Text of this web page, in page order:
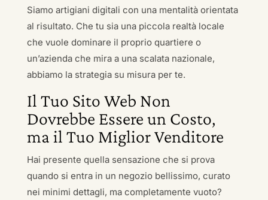
Siamo artigiani digitali con una mentalità orientata
al risultato. Che tu sia una piccola realtà locale
che vuole dominare il proprio quartiere o
un’azienda che mira a una scalata nazionale,
abbiamo la strategia su misura per te.
Il Tuo Sito Web Non
Dovrebbe Essere un Costo,
ma il Tuo Miglior Venditore
Hai presente quella sensazione che si prova
quando si entra in un negozio bellissimo, curato
nei minimi dettagli, ma completamente vuoto?